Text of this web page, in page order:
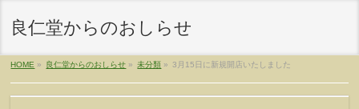
良仁堂からのおしらせ
HOME » 良仁堂からのおしらせ » 未分類 » 3月15日に新規開店いたしました